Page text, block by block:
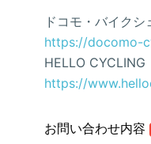
ドコモ・バイクシ
https://docomo-
HELLO CYCLING
https://
お問い合わせ内容